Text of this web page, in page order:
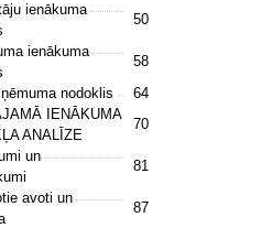
ienākuma
50
ienākuma
58
nodoklis
64
IENĀKUMA
ANALĪZE
70
un
81
avoti un
87